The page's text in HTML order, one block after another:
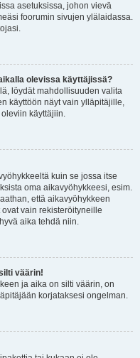
asetuksissa, johon vievä
foorumin sivujen ylälaidassa.
olevissa käyttäjissä?
löydät mahdollisuuden valita
käyttöön näyt vain ylläpitäjille,
käyttäjiin.
kuin se jossa itse
oma aikavyöhykkeesi, esim.
että aikavyöhykkeen
vain rekisteröityneille
aika tehdä niin.
väärin!
ja aika on silti väärin, on
korjataksesi ongelman.